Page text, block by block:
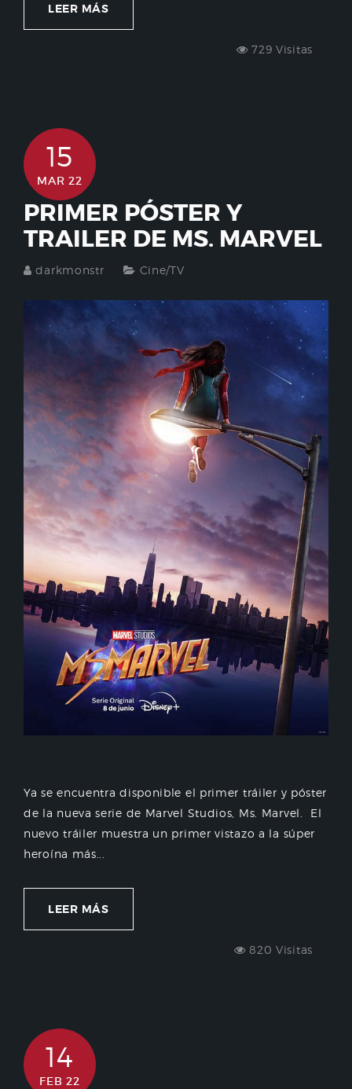
LEER MÁS
729 Visitas
15
MAR 22
PRIMER PÓSTER Y
TRAILER DE MS. MARVEL
darkmonstr Cine/TV
Ya se encuentra disponible el primer tráiler y póster
de la nueva serie de Marvel Studios, Ms. Marvel. El
nuevo tráiler muestra un primer vistazo a la súper
heroína más...
LEER MÁS
820 Visitas
14
FEB 22